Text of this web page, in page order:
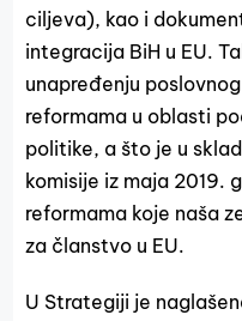
ciljeva), kao i
integracija BiH u EU.
unapređenju
reformama u oblasti
politike, a što je u
komisije iz maja 2019.
reformama koje naša
za članstvo u EU.
U Strategiji je